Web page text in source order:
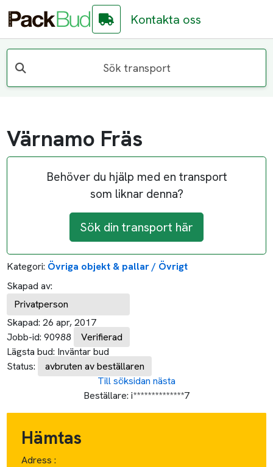
Kontakta oss
Sök transport
Värnamo Fräs
Behöver du hjälp med en transport
som liknar denna?
Sök din transport här
Kategori: Övriga objekt & pallar / Övrigt
Skapad av:
Privatperson
Skapad: 26 apr, 2017
Jobb-id: 90988
Verifierad
Lägsta bud: Inväntar bud
Status:
avbruten av beställaren
Till söksidan nästa
Beställare: i**************7
Hämtas
Adress :